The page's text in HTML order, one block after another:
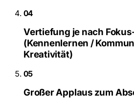
04
Vertiefung je nach
(Kennenlernen /
Kreativität)
05
Großer Applaus zum